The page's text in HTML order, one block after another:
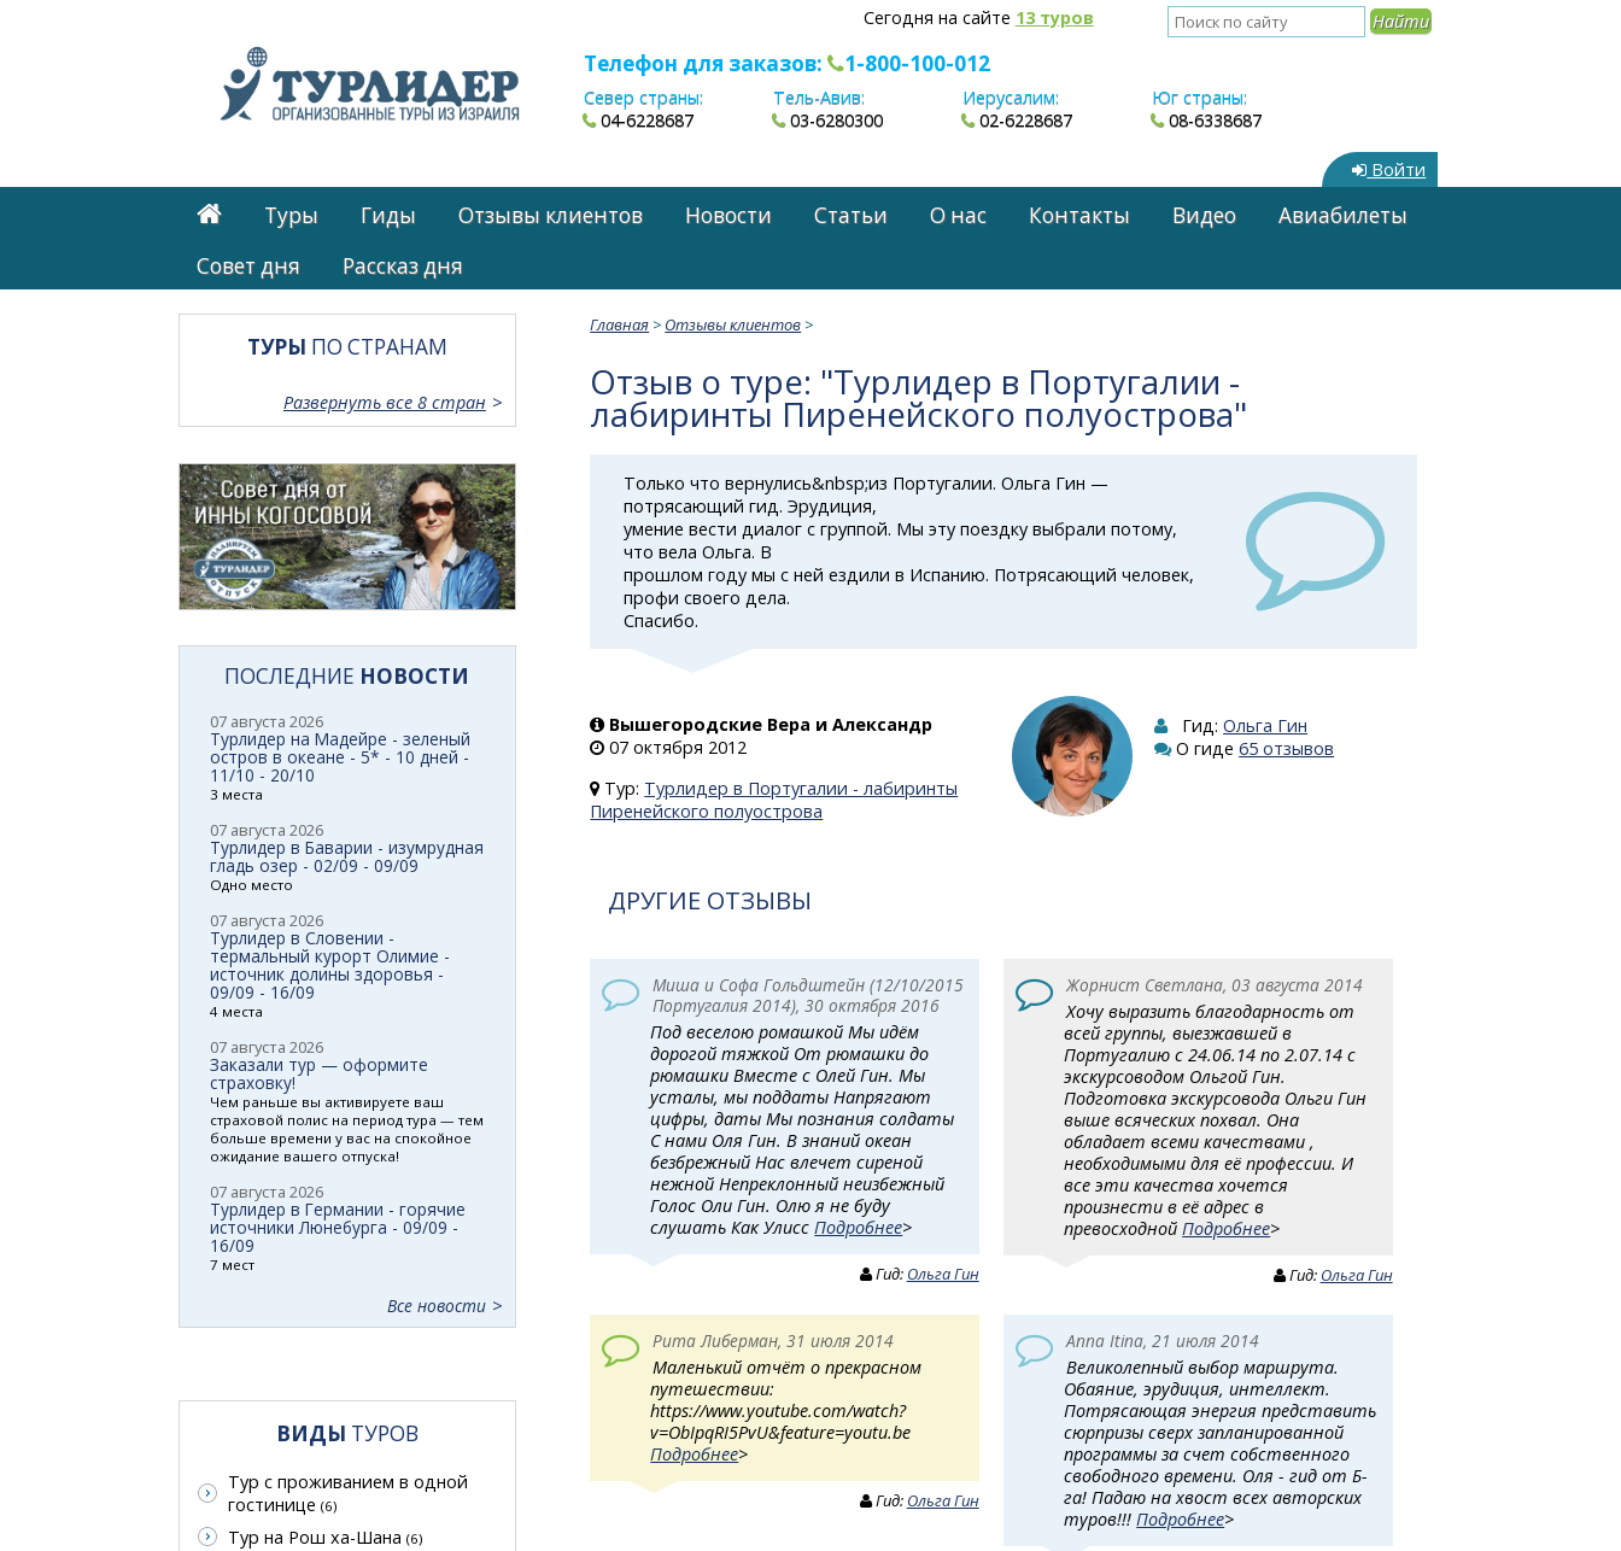
Сегодня на сайте 13 туров
Телефон для заказов: 1-800-100-012
Север страны:
04-6228687
Тель-Авив:
03-6280300
Иерусалим:
02-6228687
Юг страны:
08-6338687
Войти
Туры Гиды Отзывы клиентов Новости Статьи О нас Контакты Видео
Авиабилеты
Cовет дня
Рассказ дня
Главная > Отзывы клиентов >
Отзыв о туре: "Турлидер в Португалии -
лабиринты Пиренейского полуострова"
Только что вернулись&nbsp;из Португалии. Ольга Гин —
потрясающий гид. Эрудиция,
умение вести диалог с группой. Мы эту поездку выбрали потому,
что вела Ольга. В
прошлом году мы с ней ездили в Испанию. Потрясающий человек,
профи своего дела.
Спасибо.
Вышегородские Вера и Александр
07 октября 2012
Тур: Турлидер в Португалии - лабиринты
Пиренейского полуострова
Гид:Ольга Гин
О гиде65 отзывов
ДРУГИЕ ОТЗЫВЫ
Миша и Софа Гольдштейн (12/10/2015
Португалия 2014), 30 октября 2016
Под веселою ромашкой Мы идём
дорогой тяжкой От рюмашки до
рюмашки Вместе с Олей Гин. Мы
усталы, мы поддаты Напрягают
цифры, даты Мы познания солдаты
С нами Оля Гин. В знаний океан
безбрежный Нас влечет сиреной
нежной Непреклонный неизбежный
Голос Оли Гин. Олю я не буду
слушать Как УлиссПодробнее>
Гид: Ольга Гин
Жорнист Светлана, 03 августа 2014
Хочу выразить благодарность от
всей группы, выезжавшей в
Португалию с 24.06.14 по 2.07.14 с
экскурсоводом Ольгой Гин.
Подготовка экскурсовода Ольги Гин
выше всяческих похвал. Она
обладает всеми качествами ,
необходимыми для её профессии. И
все эти качества хочется
произнести в её адрес в
превосходнойПодробнее>
Гид: Ольга Гин
Рита Либерман, 31 июля 2014
Маленький отчёт о прекрасном
путешествии:
https://www.youtube.com/watch?
v=ObIpqRI5PvU&feature=youtu.be
Подробнее>
Гид: Ольга Гин
Anna Itina, 21 июля 2014
Великолепный выбор маршрута.
Обаяние, эрудиция, интеллект.
Потрясающая энергия представить
сюрпризы сверх запланированной
программы за счет собственного
свободного времени. Оля - гид от Б-
га! Падаю на хвост всех авторских
туров!!! Подробнее>
ТУРЫ ПО СТРАНАМ
Развернуть все 8 стран
ПОСЛЕДНИЕ НОВОСТИ
07 августа 2026
Турлидер на Мадейре - зеленый
остров в океане - 5* - 10 дней -
11/10 - 20/10
3 места
07 августа 2026
Турлидер в Баварии - изумрудная
гладь озер - 02/09 - 09/09
Одно место
07 августа 2026
Турлидер в Словении -
термальный курорт Олимие -
источник долины здоровья -
09/09 - 16/09
4 места
07 августа 2026
Заказали тур — оформите
страховку!
Чем раньше вы активируете ваш
страховой полис на период тура — тем
больше времени у вас на спокойное
ожидание вашего отпуска!
07 августа 2026
Турлидер в Германии - горячие
источники Люнебурга - 09/09 -
16/09
7 мест
Все новости
ВИДЫ ТУРОВ
Тур с проживанием в одной
гостинице (6)
Тур на Рош ха-Шана (6)